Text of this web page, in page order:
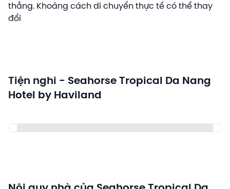
thẳng. Khoảng cách di chuyển thực tế có thể thay
đổi
Tiện nghi - Seahorse Tropical Da Nang
Hotel by Haviland